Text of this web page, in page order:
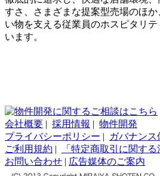
すさ、さまざまな提案型売場のほ
い物を支える従業員のホスピタリ
います。
会社概要 | 採用情報 | 物件開発
プライバシーポリシー |
ガバナンス
ご利用規約 |
「特定商取引に関す
お問い合わせ | 広告媒体のご案内